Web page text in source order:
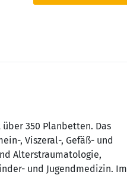
350 Planbetten. Das
, Viszeral-, Gefäß- und
Alterstraumatologie,
und Jugendmedizin. Im